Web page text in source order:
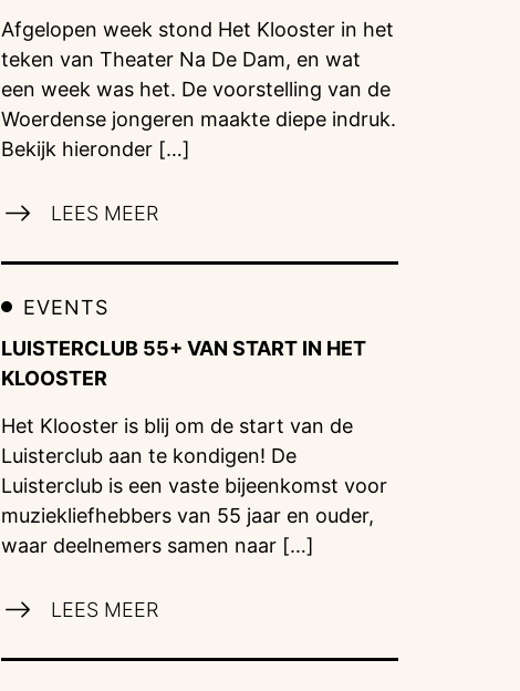
Afgelopen week stond Het Klooster in het
teken van Theater Na De Dam, en wat
een week was het. De voorstelling van de
Woerdense jongeren maakte diepe indruk.
Bekijk hieronder […]
LEES MEER
EVENTS
LUISTERCLUB 55+ VAN START IN HET
KLOOSTER
Het Klooster is blij om de start van de
Luisterclub aan te kondigen! De
Luisterclub is een vaste bijeenkomst voor
muziekliefhebbers van 55 jaar en ouder,
waar deelnemers samen naar […]
LEES MEER